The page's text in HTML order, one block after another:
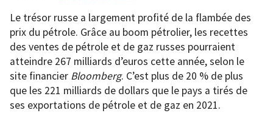
Le trésor russe a largement profité de la flambée des
prix du pétrole. Grâce au boom pétrolier, les recettes
des ventes de pétrole et de gaz russes pourraient
atteindre 267 milliards d’euros cette année, selon le
site financier Bloomberg. C’est plus de 20 % de plus
que les 221 milliards de dollars que le pays a tirés de
ses exportations de pétrole et de gaz en 2021.